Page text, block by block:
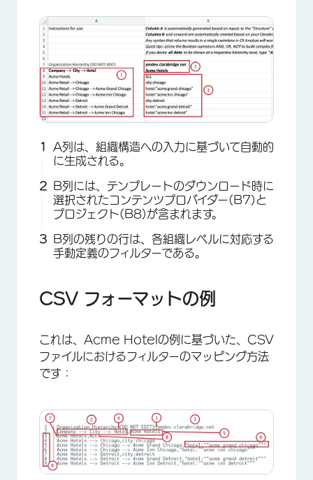
A列は、組織構造への入力に基づいて自動的
に生成される。
B列には、テンプレートのダウンロード時に
選択されたコンテンツプロバイダー(B7)と
プロジェクト(B8)が含まれます。
B列の残りの行は、各組織レベルに対応する
手動定義のフィルターである。
CSV フォーマットの例
これは、Acme Hotelの例に基づいた、CSV
ファイルにおけるフィルターのマッピング方法
です：